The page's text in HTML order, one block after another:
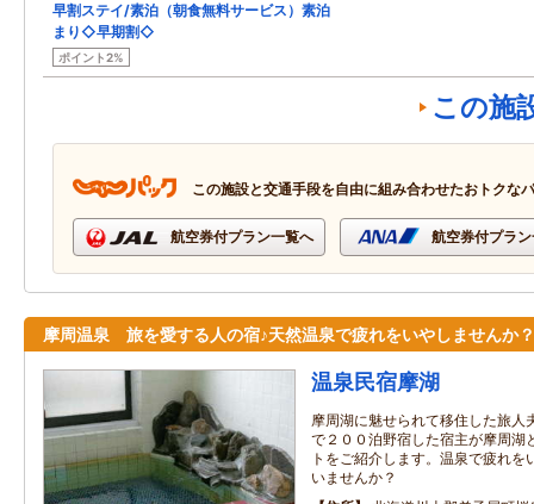
早割ステイ/素泊（朝食無料サービス）素泊
まり◇早期割◇
ポイント2%
この施
この施設と交通手段を自由に組み合わせたおトクな
航空券付プラン一覧へ 航空券付プラ
摩周温泉 旅を愛する人の宿♪天然温泉で疲れをいやしませんか？
温泉民宿摩湖
摩周湖に魅せられて移住した旅人
で２００泊野宿した宿主が摩周湖
トをご紹介します。温泉で疲れ
いませんか？